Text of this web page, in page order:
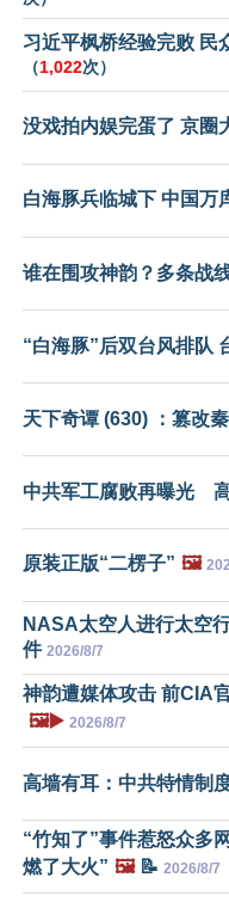
习近平枫桥经验完败 民
（1,022次）
没戏拍内娱完蛋了 京圈
白海豚兵临城下 中国万
谁在围攻神韵？多条战
“白海豚”后双台风排队
天下奇谭 (630) ：篡改
中共军工腐败再曝光
原装正版“二楞子” 🖼️
NASA太空人进行太空
件 2026/8/7
神韵遭媒体攻击 前CIA
🖼️▶️ 2026/8/7
高墙有耳：中共特情制
“竹知了”事件惹怒众多
燃了大火” 🖼️📝 2026/8/7